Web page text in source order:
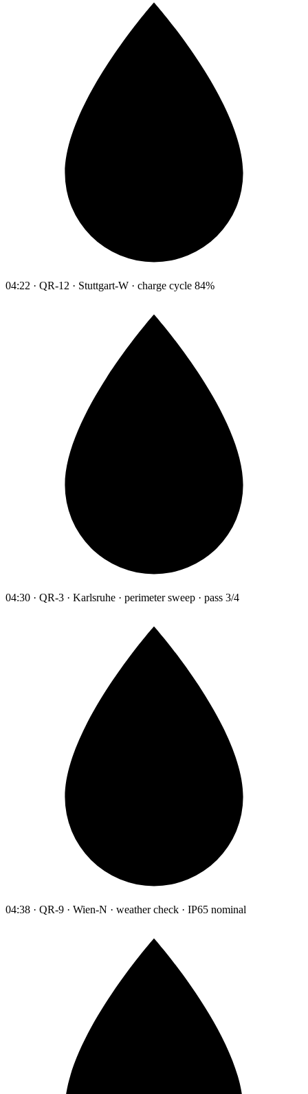
04:22 · QR-12 · Stuttgart-W · charge cycle 84%
04:30 · QR-3 · Karlsruhe · perimeter sweep · pass 3/4
04:38 · QR-9 · Wien-N · weather check · IP65 nominal